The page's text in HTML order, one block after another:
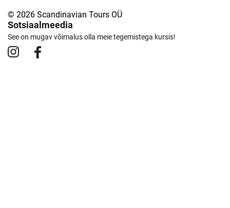
© 2026 Scandinavian Tours OÜ
Sotsiaalmeedia
See on mugav võimalus olla meie tegemistega kursis!